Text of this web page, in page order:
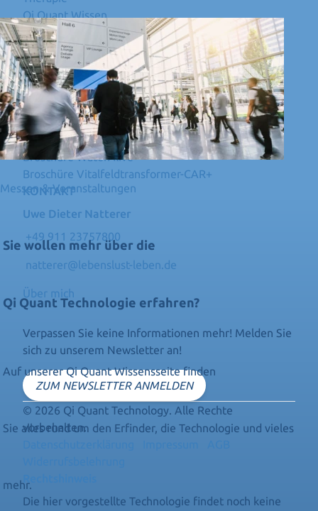
Messen & Veranstaltungen
Sie wollen mehr über die
Qi Quant Technologie erfahren?
Auf unserer Qi Quant Wissensseite finden
Sie alles rund um den Erfinder, die Technologie und vieles
mehr.
Qi Quant Wissen
Videoblog
Veranstaltungen
DOWNLOADS
Broschüre Regenerationsplatte
Broschüre Vitalfeldtransformer
Broschüre BRIGHT
Broschüre ReVital
Broschüre WaterAlive
Broschüre Vitalfeldtransformer-CAR+
KONTAKT
Uwe Dieter Natterer
+49 911 23757800
natterer@lebenslust-leben.de
Über mich
Verpassen Sie keine Informationen mehr! Melden Sie
sich zu unserem Newsletter an!
ZUM NEWSLETTER ANMELDEN
© 2026 Qi Quant Technology. Alle Rechte
vorbehalten.
Die hier vorgestellte Technologie findet noch keine